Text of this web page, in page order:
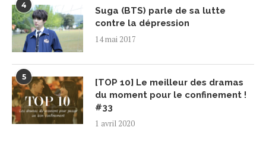
4
Suga (BTS) parle de sa lutte
contre la dépression
14 mai 2017
5
[TOP 10] Le meilleur des dramas
du moment pour le confinement !
#33
1 avril 2020